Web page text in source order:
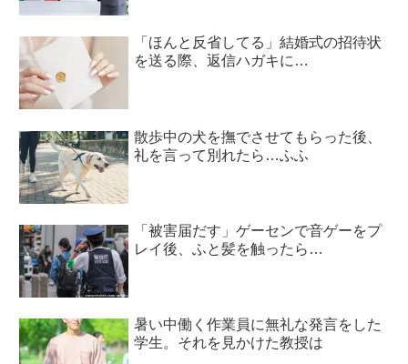
「ほんと反省してる」結婚式の招待状
を送る際、返信ハガキに…
散歩中の犬を撫でさせてもらった後、
礼を言って別れたら…ふふ
「被害届だす」ゲーセンで音ゲーをプ
レイ後、ふと髪を触ったら…
暑い中働く作業員に無礼な発言をした
学生。それを見かけた教授は